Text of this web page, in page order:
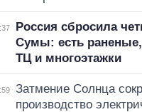
Россия сбросила
Сумы: есть
ТЦ и многоэтажки
Затмение Солнца
производство